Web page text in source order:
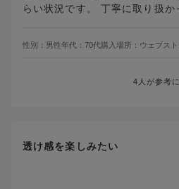
らい状況です。 丁寧に取り扱か
性別： 男性年代： 70代購入場所： ウェブスト
4 人が参考
透け感を楽しみたい